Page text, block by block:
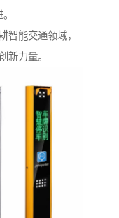
智能交通领域，
新力量。